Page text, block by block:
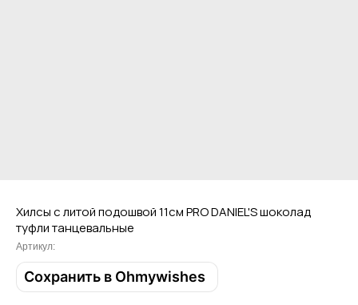
...и узнавай об акциях первой!
Email
Хилсы с литой подошвой 11см PRO DANIEL'S шоколад
туфли танцевальные
Артикул:
Сохранить в Ohmywishes